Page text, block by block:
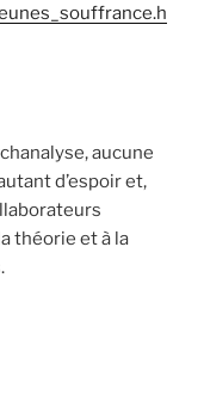
aucune
d’espoir et,
théorie et à la